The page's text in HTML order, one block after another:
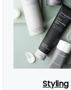
Styling